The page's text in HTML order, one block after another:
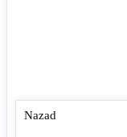
Nazad